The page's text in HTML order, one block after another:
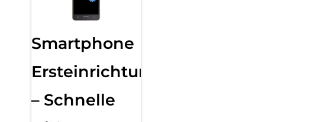
Smartphone
Ersteinrichtung
– Schnelle